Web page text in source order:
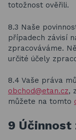
totožnost ověřili.
8.3 Naše
případech závisí
zpracováváme.
určité účely
8.4 Vaše práva
obchod@etan.cz,
můžete na tomto
9 Účinnost